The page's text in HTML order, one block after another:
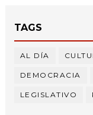
TAGS
AL DÍA
DEMOCRACIA
LEGISLATIVO